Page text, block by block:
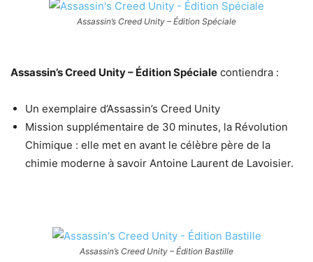
Assassin’s Creed Unity – Édition Spéciale
Assassin’s Creed Unity – Édition Spéciale contiendra :
Un exemplaire d’Assassin’s Creed Unity
Mission supplémentaire de 30 minutes, la Révolution
Chimique : elle met en avant le célèbre père de la
chimie moderne à savoir Antoine Laurent de Lavoisier.
Assassin’s Creed Unity – Édition Bastille